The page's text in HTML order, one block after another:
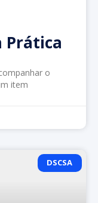
Prática
o
item
DSCSA